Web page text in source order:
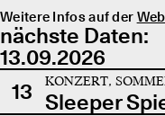
Weitere Infos auf der
nächste Daten:
13.09.2026
13
KONZERT,
Sleeper